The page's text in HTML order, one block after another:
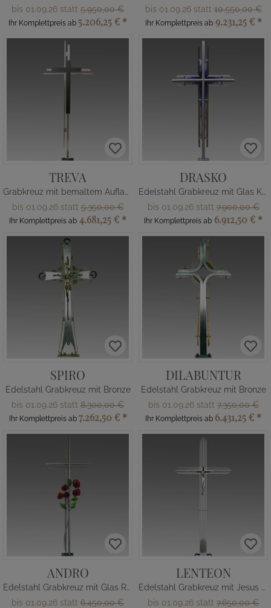
bis 01.09.26 statt 5.950,00 €
Ihr Komplettpreis ab 5.206,25 € *
bis 01.09.26 statt10.550,00 €
Ihr Komplettpreis ab 9.231,25 € *
TREVA
Grabkreuz mit bemaltem Auflagekreuz
bis 01.09.26 statt5.350,00 €
Ihr Komplettpreis ab 4.681,25 € *
DRASKO
Edelstahl Grabkreuz mit Glas Kreuz
bis 01.09.26 statt7.900,00 €
Ihr Komplettpreis ab 6.912,50 € *
SPIRO
Edelstahl Grabkreuz mit Bronze
bis 01.09.26 statt 8.300,00 €
Ihr Komplettpreis ab 7.262,50 € *
DILABUNTUR
Edelstahl Grabkreuz mit Bronze
bis 01.09.26 statt7.350,00 €
Ihr Komplettpreis ab 6.431,25 € *
ANDRO
Edelstahl Grabkreuz mit Glas Rosen
bis 01.09.26 statt 6.450,00 €
LENTEON
Edelstahl Grabkreuz mit Jesus Figur
bis 01.09.26 statt 7.650,00 €